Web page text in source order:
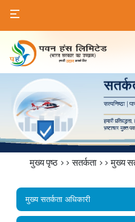
मुख्य पृष्ठ >>सतर्कता>>मुख्य
मुख्य सतर्कता अधिकारी